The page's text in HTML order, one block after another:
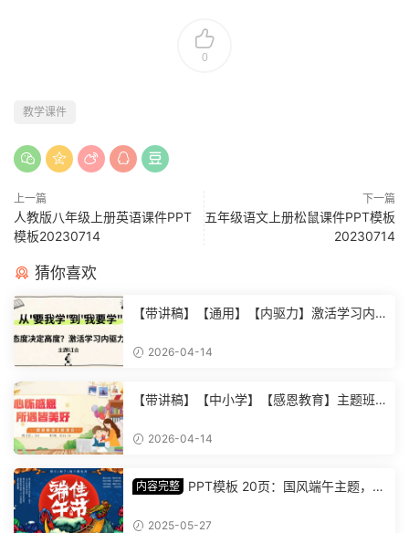
0
教学课件
上一篇
人教版八年级上册英语课件PPT
模板20230714
下一篇
五年级语文上册松鼠课件PPT模板
20230714
猜你喜欢
【带讲稿】【通用】【内驱力】激活学习内
2026-04-14
【带讲稿】【中小学】【感恩教育】主题班
2026-04-14
内容完整
PPT模板 20页：国风端午主题，丰
278】2025-05-27